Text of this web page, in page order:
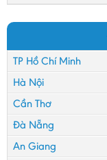
TP Hồ Chí Minh
Hà Nội
Cần Thơ
Đà Nẵng
An Giang